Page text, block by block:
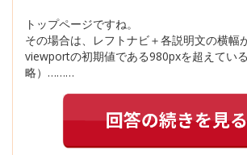
トップページですね。
その場合は、レフトナビ＋各説明文の横幅
viewportの初期値である980pxを超えてい
略）………